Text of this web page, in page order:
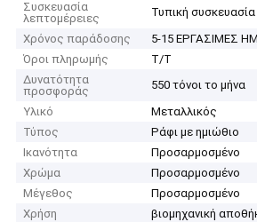
Συσκευασία
λεπτομέρειες
Τυπική
Χρόνος παράδοσης
5-15 ΕΡΓΑΣΙΜΕΣ
Όροι πληρωμής
T/T
Δυνατότητα
προσφοράς
550 τόνοι το μήνα
Υλικό
Μεταλλικός
Τύπος
Ράφι με ημιώθιο
Ικανότητα
Προσαρμοσμένο
Χρώμα
Προσαρμοσμένο
Μέγεθος
Προσαρμοσμένο
Χρήση
βιομηχανική